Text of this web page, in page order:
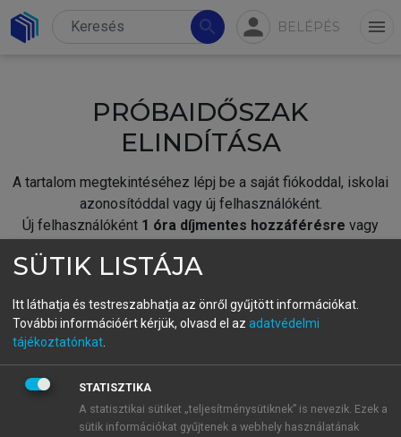
search person BELÉPÉS menu
PRÓBAIDŐSZAK
ELINDÍTÁSA
A tartalom megtekintéséhez lépj be a saját fiókoddal, iskolai
azonosítóddal vagy új felhasználóként.
Új felhasználóként 1 óra díjmentes hozzáférésre vagy
fiókoddal,vagy hozz létre új fiókot.
A regisztráció után apróbaidőszakautomatikusan
BELÉPÉS SAJÁT FIÓKKAL
SÜTIK LISTÁJA
Itt láthatja és testreszabhatja az önről gyűjtött információkat.
További információért kérjük, olvasd el az adatvédelmi
tájékoztatónkat
STATISZTIKA
A statisztikai sütiket „teljesítménysütiknek” is nevezik. Ezek a
sütik információkat gyűjtenek a webhely használatának